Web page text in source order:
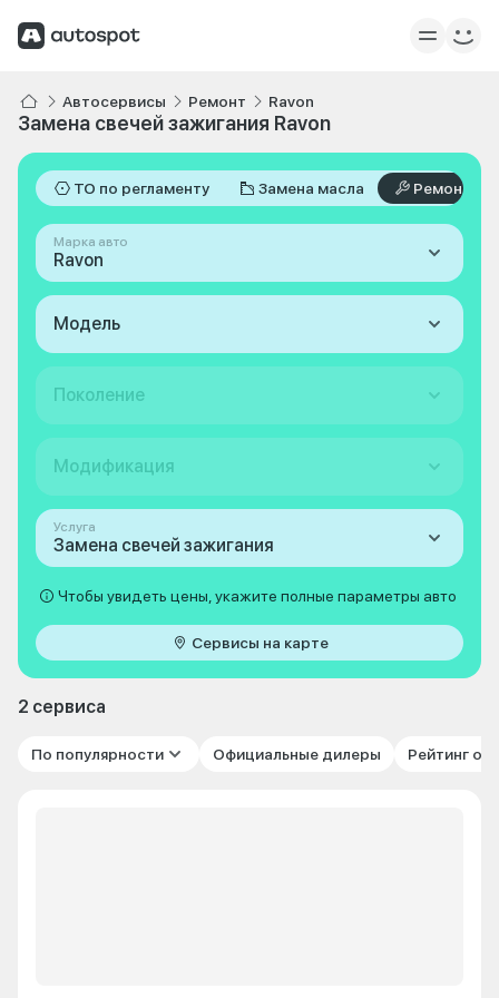
Автосервисы Ремонт Ravon
Замена свечей зажигания Ravon
ТО по регламенту Замена масла Ремонт
Марка авто
Ravon
Модель
Поколение
Модификация
Услуга
Замена свечей зажигания
Чтобы увидеть цены, укажите полные параметры авто
Сервисы на карте
2 сервиса
По популярности Официальные дилеры Рейтинг